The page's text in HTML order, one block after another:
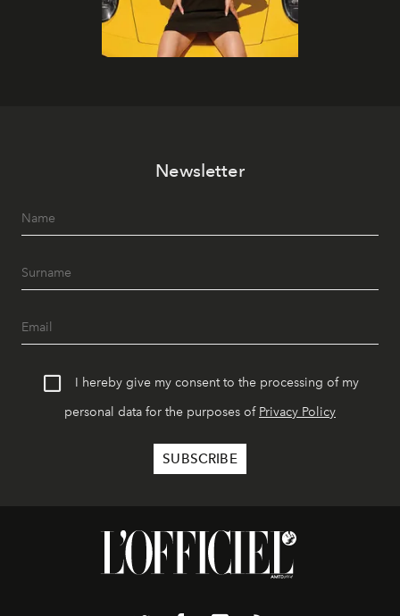
Newsletter
I hereby give my consent to the processing of my
personal data for the purposes of Privacy Policy